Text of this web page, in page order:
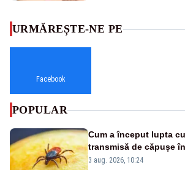
URMĂREȘTE-NE PE
Facebook
POPULAR
Cum a început lupta
transmisă de căpușe
vacanțe
3 aug. 2026, 10:24